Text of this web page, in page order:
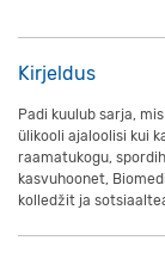
Kirjeldus
Padi kuulub sarja,
ülikooli ajaloolisi kui
raamatukogu,
kasvuhoonet,
kolledžit ja